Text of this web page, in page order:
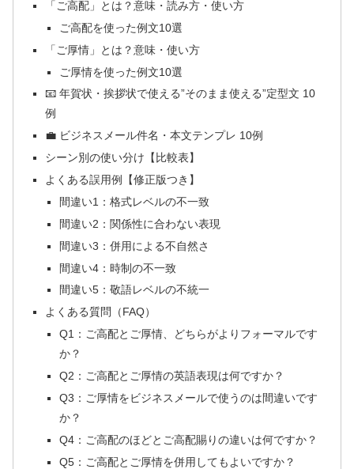
「ご高配」とは？意味・読み方・使い方
ご高配を使った例文10選
「ご厚情」とは？意味・使い方
ご厚情を使った例文10選
📧 年賀状・挨拶状で使える”そのまま使える”定型文 10
例
💼 ビジネスメール件名・本文テンプレ 10例
シーン別の使い分け【比較表】
よくある誤用例【修正版つき】
間違い1：格式レベルの不一致
間違い2：関係性に合わない表現
間違い3：併用による不自然さ
間違い4：時制の不一致
間違い5：敬語レベルの不統一
よくある質問（FAQ）
Q1：ご高配とご厚情、どちらがよりフォーマルです
か？
Q2：ご高配とご厚情の英語表現は何ですか？
Q3：ご厚情をビジネスメールで使うのは間違いです
か？
Q4：ご高配のほどとご高配賜りの違いは何ですか？
Q5：ご高配とご厚情を併用してもよいですか？